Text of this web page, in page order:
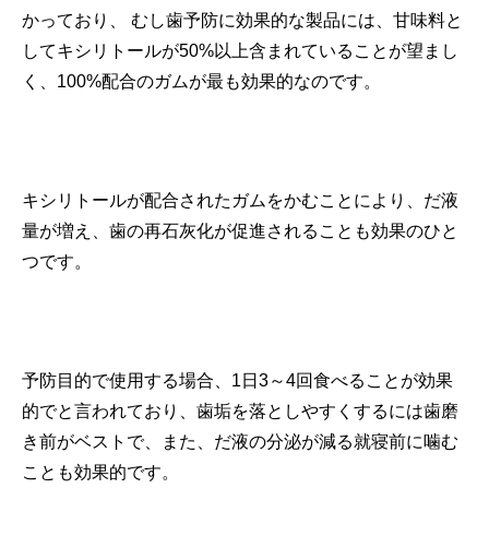
かっており、 むし歯予防に効果的な製品には、甘味料と
してキシリトールが50%以上含まれていることが望まし
く、100%配合のガムが最も効果的なのです。
キシリトールが配合されたガムをかむことにより、だ液
量が増え、歯の再石灰化が促進されることも効果のひと
つです。
予防目的で使用する場合、1日3～4回食べることが効果
的でと言われており、歯垢を落としやすくするには歯磨
き前がベストで、また、だ液の分泌が減る就寝前に噛む
ことも効果的です。